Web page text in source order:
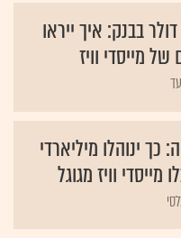
דולר בבנק: איך ייראו
מייסדי וויז
ינוהלו מיליארדי
מייסדי וויז מגוגל